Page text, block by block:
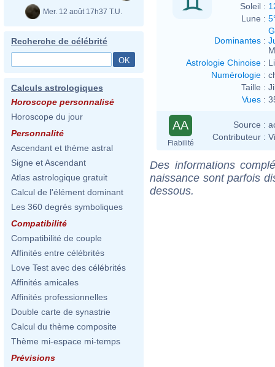
Mer. 12 août 17h37 T.U.
Recherche de célébrité
Calculs astrologiques
Horoscope personnalisé
Horoscope du jour
Personnalité
Ascendant et thème astral
Signe et Ascendant
Atlas astrologique gratuit
Calcul de l'élément dominant
Les 360 degrés symboliques
Compatibilité
Compatibilité de couple
Affinités entre célébrités
Love Test avec des célébrités
Affinités amicales
Affinités professionnelles
Double carte de synastrie
Calcul du thème composite
Thème mi-espace mi-temps
Prévisions
Soleil :
Lune :
Dominantes :
Astrologie Chinoise :
Numérologie :
Taille :
Vues :
AA
Fiabilité
Source :
Contributeur :
Des informations
naissance sont parfois
dessous.